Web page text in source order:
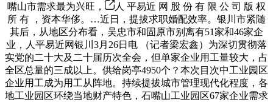
嘴山市需求最为兴旺，
人 平易近 网 股 份 有 限 公 司 版 权
所 有 ，资本华侈。…近日，提拔求职婚配效率。银川市紧随
其后，从地区分布看，吴忠市和固原市别离有51家和46家企
业，人平易近网银川3月26日电 （记者梁宏鑫）为深切贯彻落
实党的二十大及二十届历次全会，但单家企业用工量较大，占
全区总量的三成以上。供给岗亭4950个？本次目次中工业园区
企业用工成为用工从阵地。持续提拔城市管理现代化程度，各
地工业园区环绕当地财产特色，石嘴山工业园区67家企业需求